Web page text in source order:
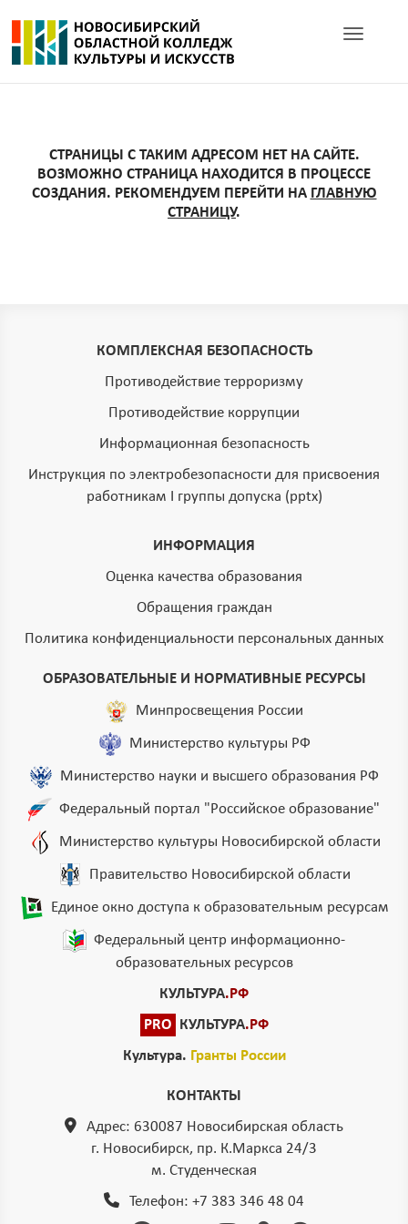
Toggle
СТРАНИЦЫ С ТАКИМ АДРЕСОМ НЕТ НА САЙТЕ.
ВОЗМОЖНО СТРАНИЦА НАХОДИТСЯ В ПРОЦЕССЕ
СОЗДАНИЯ. РЕКОМЕНДУЕМ ПЕРЕЙТИ НА ГЛАВНУЮ
СТРАНИЦУ.
КОМПЛЕКСНАЯ БЕЗОПАСНОСТЬ
Противодействие терроризму
Противодействие коррупции
Информационная безопасность
Инструкция по электробезопасности для присвоения
работникам I группы допуска (pptx)
ИНФОРМАЦИЯ
Оценка качества образования
Обращения граждан
Политика конфиденциальности персональных данных
ОБРАЗОВАТЕЛЬНЫЕ И НОРМАТИВНЫЕ РЕСУРСЫ
Минпросвещения России
Министерство культуры РФ
Министерство науки и высшего образования РФ
Федеральный портал "Российское образование"
Министерство культуры Новосибирской области
Правительство Новосибирской области
Единое окно доступа к образовательным ресурсам
Федеральный центр информационно-
образовательных ресурсов
КУЛЬТУРА.РФ
PRO
КУЛЬТУРА.РФ
Культура. Гранты России
КОНТАКТЫ
Адрес: 630087 Новосибирская область
г. Новосибирск, пр. К.Маркса 24/3
м. Студенческая
Телефон: +7 383 346 48 04